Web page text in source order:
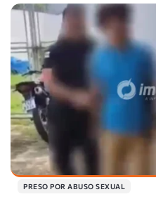
PRESO POR ABUSO SEXUAL